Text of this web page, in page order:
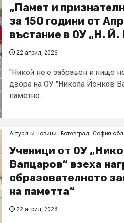
„Памет и
за 150 години от
въстание в ОУ „Н. Й.
22 април, 2026
"Никой не е забравен и нищо
двора на ОУ "Никола Йонков
паметно...
Актуални новини Ботевград София
Ученици от ОУ
Вапцаров“ взеха
образователното
на паметта“
22 април, 2026